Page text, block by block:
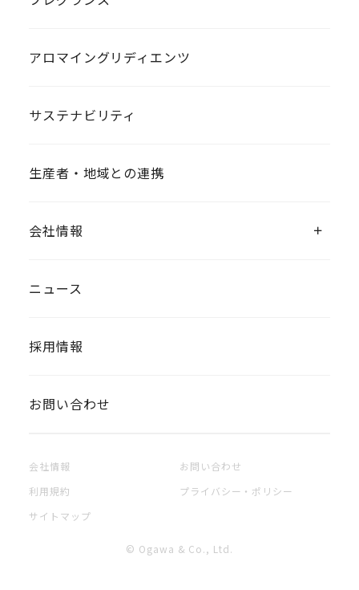
アロマイングリディエンツ
サステナビリティ
生産者・地域との連携
会社情報
ニュース
採用情報
お問い合わせ
会社情報
お問い合わせ
利用規約
プライバシー・ポリシー
サイトマップ
© Ogawa & Co., Ltd.